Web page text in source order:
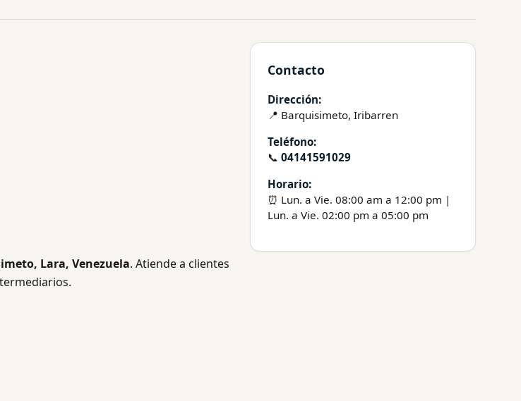
Lara, Venezuela. Atiende a clientes
Contacto
Dirección:
📍 Barquisimeto, Iribarren
Teléfono:
📞 04141591029
Horario:
⏰ Lun. a Vie. 08:00 am a 12:00 pm |
Lun. a Vie. 02:00 pm a 05:00 pm